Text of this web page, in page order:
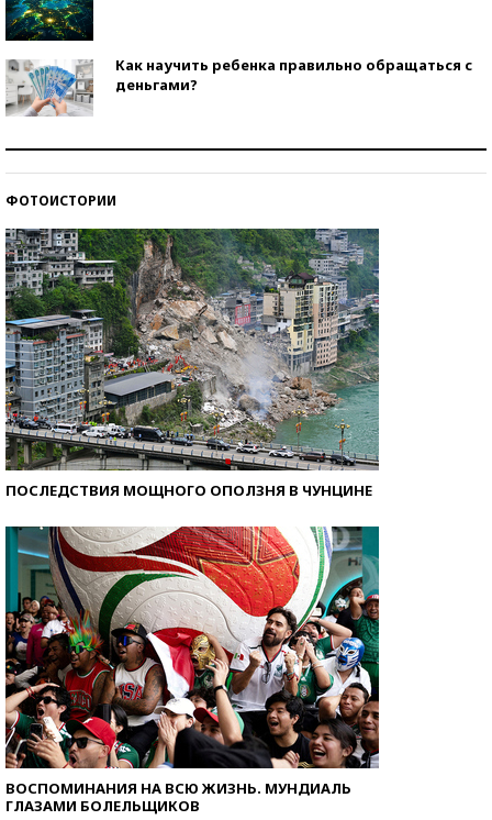
Как научить ребенка правильно обращаться с
деньгами?
ФОТОИСТОРИИ
ПОСЛЕДСТВИЯ МОЩНОГО ОПОЛЗНЯ В ЧУНЦИНЕ
ВОСПОМИНАНИЯ НА ВСЮ ЖИЗНЬ. МУНДИАЛЬ
ГЛАЗАМИ БОЛЕЛЬЩИКОВ